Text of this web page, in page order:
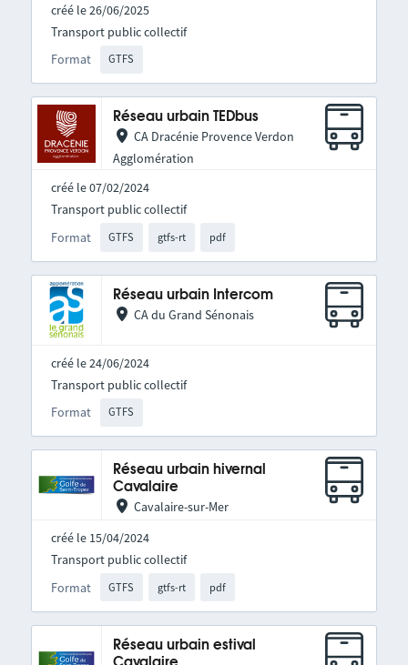
créé le 26/06/2025
Format GTFS
Transport public collectif
Réseau urbain TEDbus
CA Dracénie Provence Verdon
Agglomération
créé le 07/02/2024
Format GTFS gtfs-rt pdf
Transport public collectif
Réseau urbain Intercom
CA du Grand Sénonais
créé le 24/06/2024
Format GTFS
Transport public collectif
Réseau urbain hivernal
Cavalaire
Cavalaire-sur-Mer
créé le 15/04/2024
Format GTFS gtfs-rt pdf
Transport public collectif
Réseau urbain estival
Cavalaire